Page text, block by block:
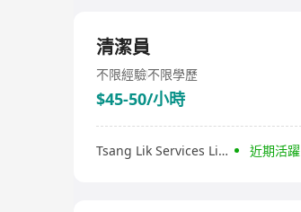
清潔員
不限經驗不限學歷
$45-50/小時
Tsang Lik Services Limited 近期活躍